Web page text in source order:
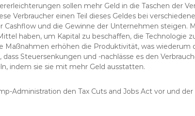
sollen mehr Geld in die Taschen der
Verbraucher einen Teil dieses Geldes bei
Cashflow und die Gewinne der Unternehmen steigen.
haben, um Kapital zu beschaffen, die Technologie
Maßnahmen erhöhen die Produktivität, was wiederum
Steuersenkungen und -nachlässe es den
indem sie sie mit mehr Geld ausstatten.
Administration den Tax Cuts and Jobs Act vor und